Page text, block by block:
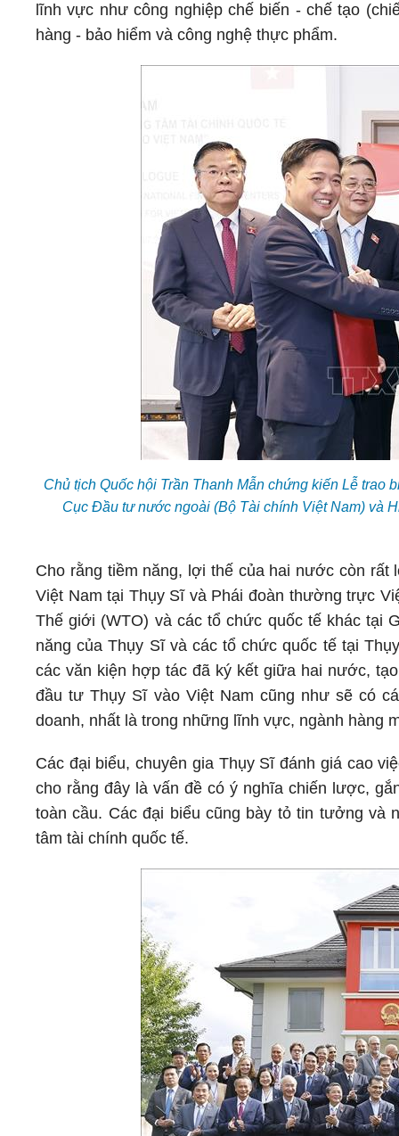
lĩnh vực như công nghiệp chế biến - chế tạo
hàng - bảo hiểm và công nghệ thực phẩm.
Chủ tịch Quốc hội Trần Thanh Mẫn chứng kiến Lễ trao
Cục Đầu tư nước ngoài (Bộ Tài chính Việt Nam) và
Cho rằng tiềm năng, lợi thế của hai nước còn
Việt Nam tại Thụy Sĩ và Phái đoàn thường trực
Thế giới (WTO) và các tổ chức quốc tế khác tại
năng của Thụy Sĩ và các tổ chức quốc tế tại
các văn kiện hợp tác đã ký kết giữa hai nước,
đầu tư Thụy Sĩ vào Việt Nam cũng như sẽ có
doanh, nhất là trong những lĩnh vực, ngành hàng
Các đại biểu, chuyên gia Thụy Sĩ đánh giá cao
cho rằng đây là vấn đề có ý nghĩa chiến lược,
toàn cầu. Các đại biểu cũng bày tỏ tin tưởng và
tâm tài chính quốc tế.